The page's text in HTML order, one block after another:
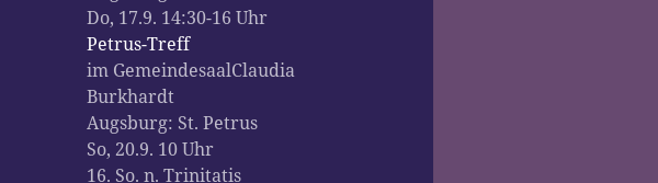
Do, 17.9. 14:30-16 Uhr
Petrus-Treff
im GemeindesaalClaudia
Burkhardt
Augsburg: St. Petrus
So, 20.9. 10 Uhr
16. So. n. Trinitatis